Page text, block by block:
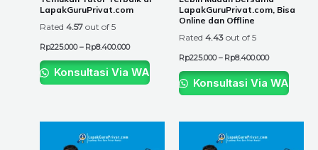
LapakGuruPrivat.com
Rated 4.57 out of 5
Rp225.000 – Rp8.400.000
the
Konsultasi Via WA
LapakGuruPrivat.com, Bisa
Online dan Offline
Rated 4.43 out of 5
Rp225.000 – Rp8.400.000
the
Konsultasi Via WA